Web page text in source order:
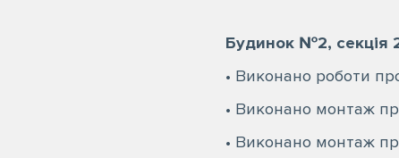
Будинок №2, секція
• Виконано роботи
• Виконано монтаж
• Виконано монтаж